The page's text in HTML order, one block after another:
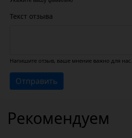
Текст отзыва
Напишите отзыв, ваше мнение важно для нас.
Отправить
Рекомендуем